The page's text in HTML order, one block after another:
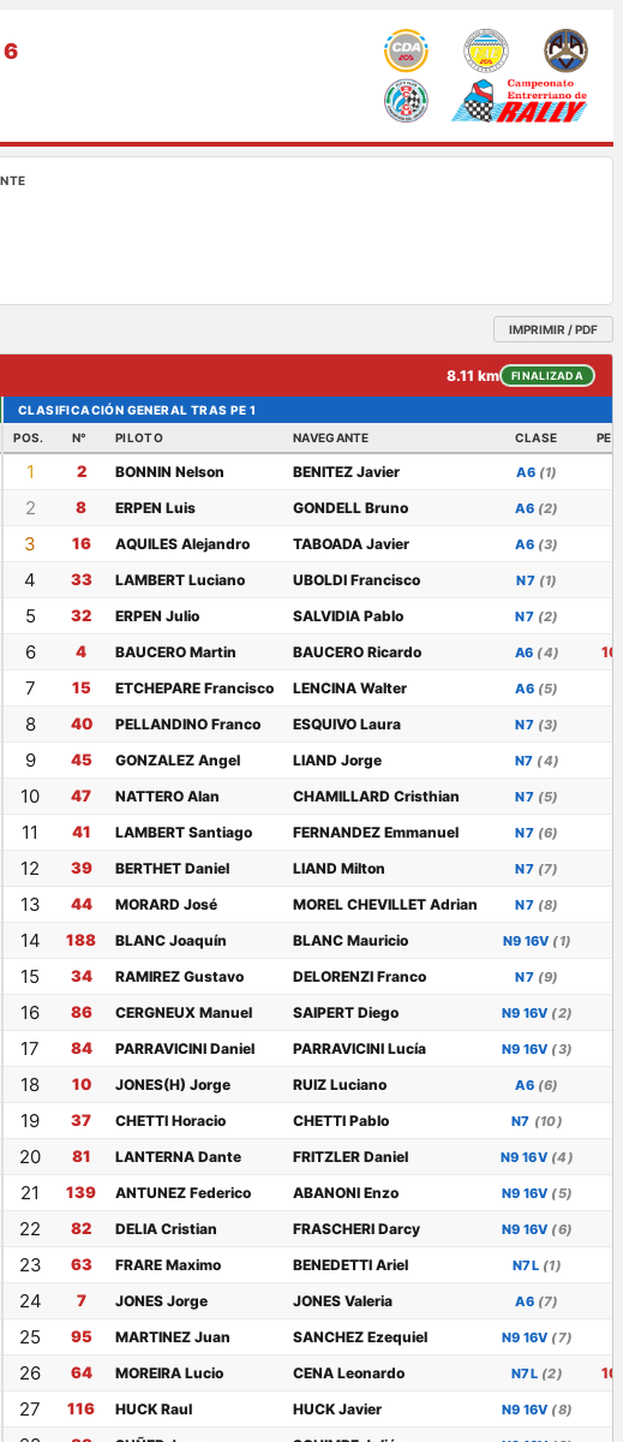
IMPRIMIR / PDF
8.11 km FINALIZADA
CLASIFICACIÓN GENERAL TRAS PE 1
POS.
N° PILOTO NAVEGANTE CLASE
1 2 BONNIN Nelson BENITEZ Javier A6 (1)
2 8 ERPEN Luis GONDELL Bruno A6 (2)
3 16 AQUILES Alejandro TABOADA Javier A6 (3)
4 33 LAMBERT Luciano UBOLDI Francisco N7 (1)
5 32 ERPEN Julio SALVIDIA Pablo N7 (2)
6 4 BAUCERO Martin BAUCERO Ricardo A6 (4)
7 15 ETCHEPARE Francisco LENCINA Walter A6 (5)
8 40 PELLANDINO Franco ESQUIVO Laura N7 (3)
9 45 GONZALEZ Angel LIAND Jorge N7 (4)
10 47 NATTERO Alan CHAMILLARD Cristhian N7 (5)
11 41 LAMBERT Santiago FERNANDEZ Emmanuel N7 (6)
12 39 BERTHET Daniel LIAND Milton N7 (7)
13 44 MORARD José MOREL CHEVILLET Adrian N7 (8)
14 188 BLANC Joaquín BLANC Mauricio N9 16V (1)
15 34 RAMIREZ Gustavo DELORENZI Franco N7 (9)
16 86 CERGNEUX Manuel SAIPERT Diego N9 16V (2)
17 84 PARRAVICINI Daniel PARRAVICINI Lucía N9 16V (3)
18 10 JONES(H) Jorge RUIZ Luciano A6 (6)
19 37 CHETTI Horacio CHETTI Pablo N7 (10)
20 81 LANTERNA Dante FRITZLER Daniel N9 16V (4)
21 139 ANTUNEZ Federico ABANONI Enzo N9 16V (5)
22 82 DELIA Cristian FRASCHERI Darcy N9 16V (6)
23 63 FRARE Maximo BENEDETTI Ariel N7L (1)
24 7 JONES Jorge JONES Valeria A6 (7)
25 95 MARTINEZ Juan SANCHEZ Ezequiel N9 16V (7)
26 64 MOREIRA Lucio CENA Leonardo N7L (2)
27 116 HUCK Raul HUCK Javier N9 16V (8)